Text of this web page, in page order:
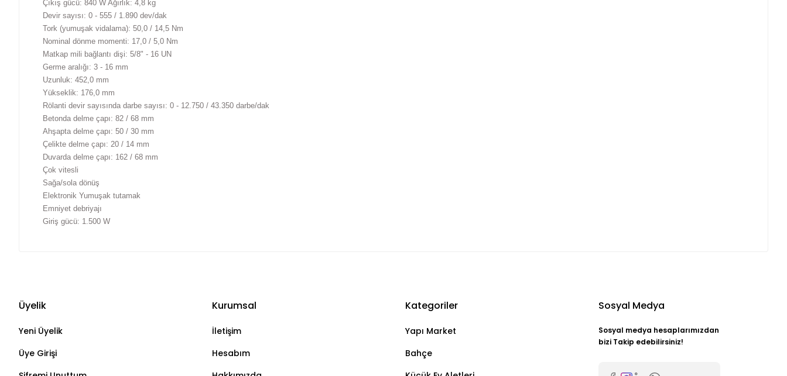
Çıkış gücü: 840 W Ağırlık: 4,8 kg
Devir sayısı: 0 - 555 / 1.890 dev/dak
Tork (yumuşak vidalama): 50,0 / 14,5 Nm
Nominal dönme momenti: 17,0 / 5,0 Nm
Matkap mili bağlantı dişi: 5/8" - 16 UN
Germe aralığı: 3 - 16 mm
Uzunluk: 452,0 mm
Yükseklik: 176,0 mm
Rölanti devir sayısında darbe sayısı: 0 - 12.750 / 43.350 darbe/dak
Betonda delme çapı: 82 / 68 mm
Ahşapta delme çapı: 50 / 30 mm
Çelikte delme çapı: 20 / 14 mm
Duvarda delme çapı: 162 / 68 mm
Çok vitesli
Sağa/sola dönüş
Elektronik Yumuşak tutamak
Emniyet debriyajı
Giriş gücü: 1.500 W
Bu ürüne ilk yorumu siz yapın!
Yorum Yaz
Üyelik
Yeni Üyelik
Üye Girişi
Kurumsal
İletişim
Hesabım
Kategoriler
Yapı Market
Bahçe
Sosyal Medya
Sosyal medya hesaplarımızdan
bizi Takip edebilirsiniz!